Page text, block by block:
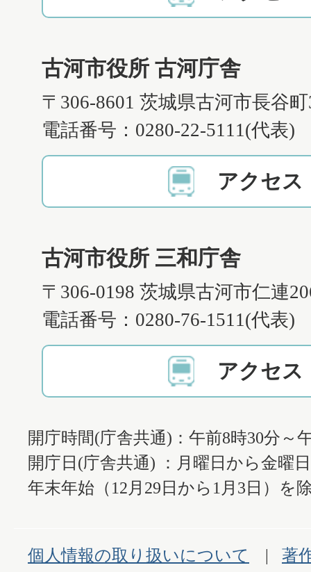
古河市役所 古河庁舎
〒306-8601 茨城県古河市長谷
電話番号：0280-22-5111(代表)
アクセス
古河市役所 三和庁舎
〒306-0198 茨城県古河市仁連
電話番号：0280-76-1511(代表)
アクセス
開庁時間(庁舎共通)：午前8時30分～
開庁日(庁舎共通) ：月曜日から金曜
年末年始（12月29日から1月3日）を
個人情報の取り扱いについて
著